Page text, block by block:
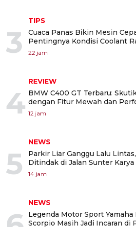
3
TIPS
Cuaca Panas Bikin Mesin
Pentingnya Kondisi Coolant
22 jam
4
REVIEW
BMW C400 GT Terbaru:
dengan Fitur Mewah dan
12 jam
5
NEWS
Parkir Liar Ganggu Lalu
Ditindak di Jalan Sunter Karya
14 jam
NEWS
Legenda Motor Sport Yamaha
Scorpio Masih Jadi Incaran di